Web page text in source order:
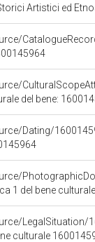
Artistici ed
del bene:
Dating/
1 del bene
LegalSituation/
culturale